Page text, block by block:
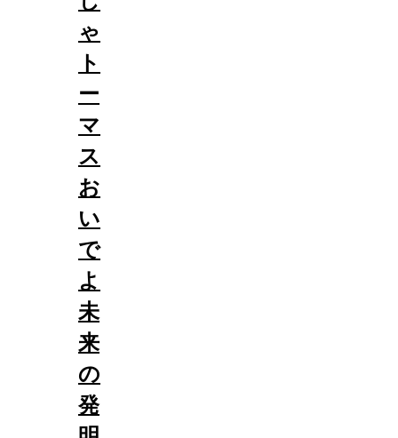
ゃ
ト
ー
マ
ス
お
い
で
よ
未
来
の
発